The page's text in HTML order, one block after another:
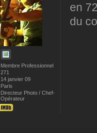
Membre Professionnel
271
14 janvier 09
Paris
Directeur Photo / Chef-
Opérateur
en
du